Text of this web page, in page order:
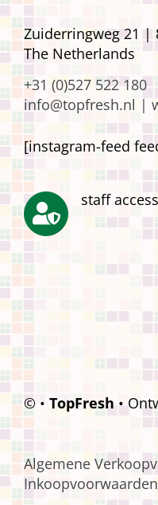
Zuiderringweg 21 |
The Netherlands
+31 (0)527 522 180
info@topfresh.nl |
[instagram-feed
staff access
© • TopFresh •
Algemene
Inkoopvoorwaarden